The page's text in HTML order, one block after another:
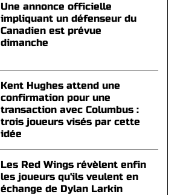
Une annonce officielle
impliquant un défenseur du
Canadien est prévue
dimanche
Kent Hughes attend une
confirmation pour une
transaction avec Columbus :
trois joueurs visés par cette
idée
Les Red Wings révèlent enfin
les joueurs qu'ils veulent en
échange de Dylan Larkin